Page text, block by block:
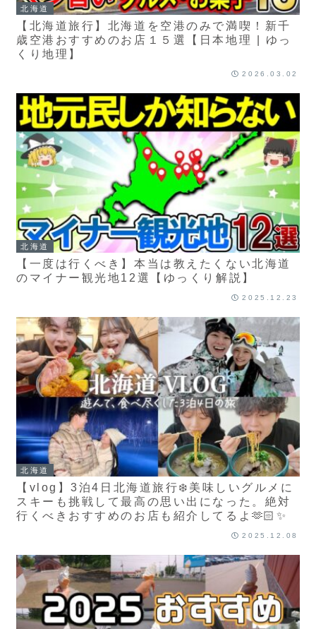
北海道
【北海道旅行】北海道を空港のみで満喫！新千
歳空港おすすめのお店１５選【日本地理 | ゆっ
くり地理】
2026.03.02
北海道
【一度は行くべき】本当は教えたくない北海道
のマイナー観光地12選【ゆっくり解説】
2025.12.23
北海道
【vlog】3泊4日北海道旅行❄️美味しいグルメに
スキーも挑戦して最高の思い出になった。絶対
行くべきおすすめのお店も紹介してるよ🫶🏻✨
2025.12.08